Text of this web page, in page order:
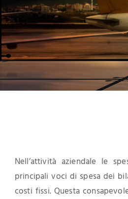
Nell’attività aziendale le
principali voci di spesa dei
costi fissi. Questa